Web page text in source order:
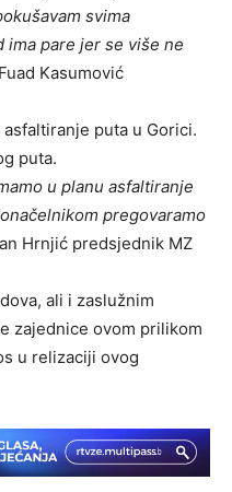
svima
ima pare jer se više ne
Kasumović
puta u Gorici.
puta.
u planu asfaltiranje
pregovaramo
Hrnjić predsjednik MZ
ali i zaslužnim
zajednice ovom prilikom
u relizaciji ovog